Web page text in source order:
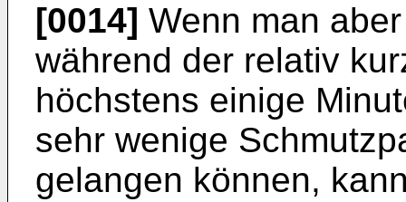
[0014] Wenn man
während der relativ
höchstens einige
sehr wenige
gelangen können,